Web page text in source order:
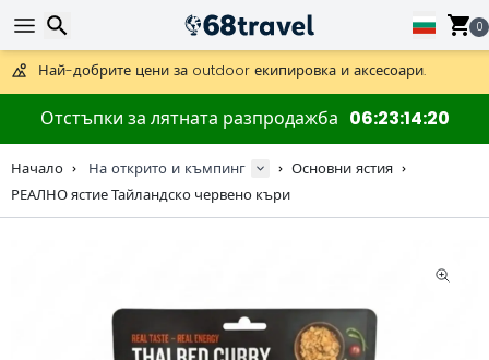
0
Предлага се и DHL Express за една нощ.
30 дни за връщане, 90 дни за дървени карти и декорации.
Най-добрите цени за outdoor екипировка и аксесоари.
Отстъпки за лятната разпродажба 06231420
Начало На открито и къмпинг
Основни ястия
РЕАЛНО ястие Тайландско червено къри
Търсене